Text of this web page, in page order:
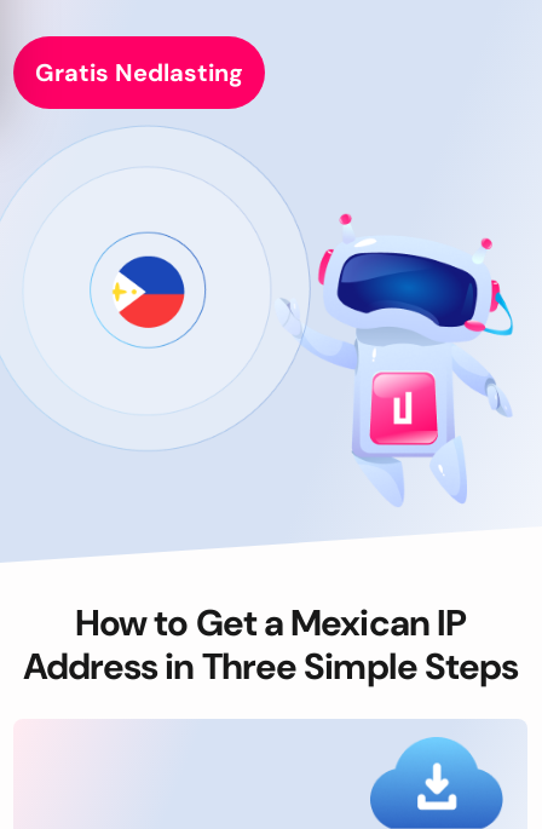
Gratis Nedlasting
How to Get a Mexican IP
Address in Three Simple Steps